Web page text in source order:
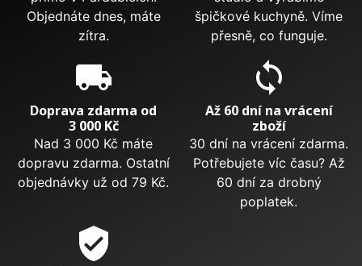
Objednáte dnes, máte
zítra.
špičkové kuchyně. Víme
přesně, co funguje.
local_shipping
Doprava zdarma od
3 000 Kč
Nad 3 000 Kč máte
dopravu zdarma. Ostatní
objednávky už od 79 Kč.
sync
Až 60 dní na vrácení
zboží
30 dní na vrácení zdarma.
Potřebujete víc času? Až
60 dní za drobný
poplatek.
verified_user